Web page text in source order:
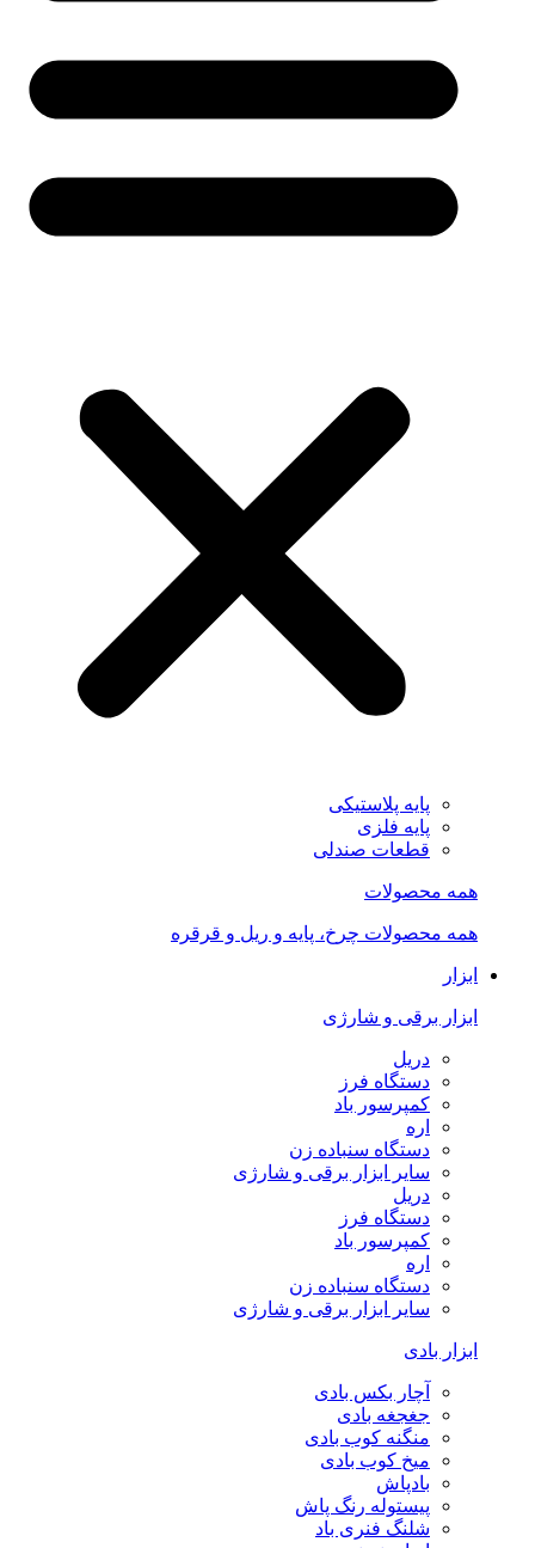
پایه پلاستیکی
پایه فلزی
قطعات صندلی
همه محصولات
همه محصولات چرخ، پایه و ریل و قرقره
ابزار
ابزار برقی و شارژی
دریل
دستگاه فرز
کمپرسور باد
اره
دستگاه سنباده زن
سایر ابزار برقی و شارژی
دریل
دستگاه فرز
کمپرسور باد
اره
دستگاه سنباده زن
سایر ابزار برقی و شارژی
ابزار بادی
آچار بکس بادی
جغجغه بادی
منگنه کوب بادی
میخ کوب بادی
بادپاش
پیستوله رنگ پاش
شلنگ فنری باد